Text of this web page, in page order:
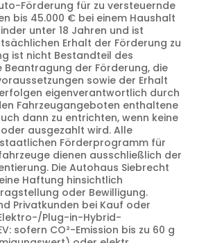
Förderung für zu versteuernde
bis 45.000 € bei einem Haushalt
unter 18 Jahren und ist
Erhalt der Förderung zu
ist nicht Bestandteil des
Beantragung der Förderung, die
sowie der Erhalt
eigenverantwortlich durch
Fahrzeugangeboten enthaltene
dann zu entrichten, wenn keine
ausgezahlt wird. Alle
Förderprogramm für
dienen ausschließlich der
Die Autohaus Siebrecht
Haftung hinsichtlich
oder Bewilligung.
Privatkunden bei Kauf oder
Plug-in-Hybrid-
sofern CO²-Emission bis zu 60 g